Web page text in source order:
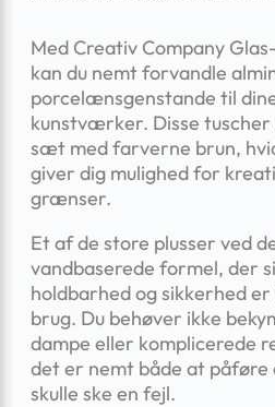
Med Creativ Company
kan du nemt forvandle
porcelænsgenstande til
kunstværker. Disse
sæt med farverne brun,
giver dig mulighed for
grænser.
Et af de store plusser ved
vandbaserede formel, der
holdbarhed og sikkerhed
brug. Du behøver ikke
dampe eller komplicerede
det er nemt både at påføre
skulle ske en fejl.